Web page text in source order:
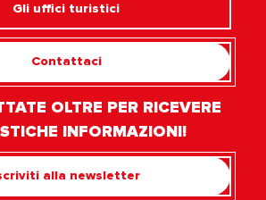
Gli uffici turistici
Contattaci
OLTRE PER RICEVERE
INFORMAZIONI!
alla newsletter